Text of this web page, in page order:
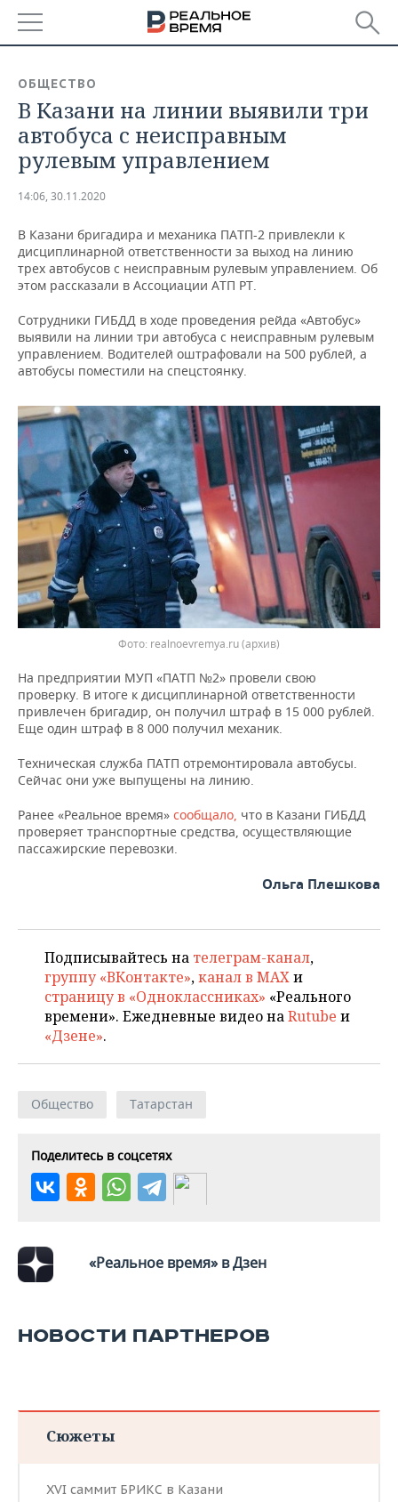
БАШКОРТОСТАН
ТАТАРСТАН
НОВОСТИ
АНАЛИТИКА
ДЕКЛАРАЦИИ О ДОХОДАХ
КОРОЛИ ГОСЗАКАЗА ПФО
КОМУ ПРИНАДЛЕЖАТ
ТОРГОВЫЕ ЦЕНТРЫ
ТАТАРСТАНА
НОВОСТИ ЭКОНОМИКИ
ФИНАНСЫ
БЮДЖЕТ
ПРОМЫШЛЕННОСТЬ
НОВОСТИ
ПРОМЫШЛЕННОСТИ
АГРОПРОМ
МАШИНОСТРОЕНИЕ
НЕФТЕХИМИЯ
НЕФТЬ
ОПК
ЭНЕРГЕТИКА
НЕДВИЖИМОСТЬ
НОВОСТИ АВТО
БИЗНЕС
РОЗНИЧНАЯ ТОРГОВЛЯ
ТРАНСПОРТ
УСЛУГИ
НОВОСТИ ТЕХНОЛОГИЙ
IT
МЕДИА
ТЕЛЕКОММУНИКАЦИИ
МЕРОПРИЯТИЯ
НОВОСТИ МЕРОПРИЯТИЙ
ВЫЕЗДНАЯ РЕДАКЦИЯ
БИЗНЕС-БРАНЧИ
ONLINE-КОНФЕРЕНЦИИ
ОТКРЫТАЯ ЛЕКЦИЯ
СПОРТ
НОВОСТИ СПОРТА
ФУТБОЛ
ХОККЕЙ
ВОЛЕЙБОЛ
КИБЕРСПОРТ
ФИГУРНОЕ КАТАНИЕ
ХОККЕЙ С МЯЧОМ
ОБЩЕСТВО
НОВОСТИ ОБЩЕСТВА
ВЛАСТЬ
ИНФРАСТРУКТУРА
ИСТОРИЯ
КУЛЬТУРА
МЕДИЦИНА
ПРОИСШЕСТВИЯ
ФОТОГАЛЕРЕЯ
СЮЖЕТЫ
СПИСОК ПЕРСОН
СПИСОК КОМПАНИЙ
ПОЛНАЯ ВЕРСИЯ
ОБЩЕСТВО
В Казани на линии выявили три
автобуса с неисправным
рулевым управлением
14:06, 30.11.2020
В Казани бригадира и механика ПАТП-2 привлекли к
дисциплинарной ответственности за выход на линию
трех автобусов с неисправным рулевым управлением. Об
этом рассказали в Ассоциации АТП РТ.
Сотрудники ГИБДД в ходе проведения рейда «Автобус»
выявили на линии три автобуса с неисправным рулевым
управлением. Водителей оштрафовали на 500 рублей, а
автобусы поместили на спецстоянку.
Фото: realnoevremya.ru (архив)
На предприятии МУП «ПАТП №2» провели свою
проверку. В итоге к дисциплинарной ответственности
привлечен бригадир, он получил штраф в 15 000 рублей.
Еще один штраф в 8 000 получил механик.
Техническая служба ПАТП отремонтировала автобусы.
Сейчас они уже выпущены на линию.
Ранее «Реальное время» сообщало, что в Казани ГИБДД
проверяет транспортные средства, осуществляющие
пассажирские перевозки.
Ольга Плешкова
Подписывайтесь на телеграм-канал,
группу «ВКонтакте»,канал в MAXи
страницу в «Одноклассниках» «Реального
времени». Ежедневные видео наRutube и
«Дзене».
Общество Татарстан
Поделитесь в соцсетях
«Реальное время» в Дзен
НОВОСТИ ПАРТНЕРОВ
Сюжеты
XVI саммит БРИКС в Казани